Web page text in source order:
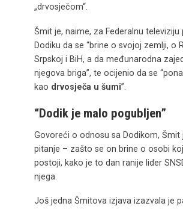
„drvosječom“.
Šmit je, naime, za Federalnu televiziju
Dodiku da se “brine o svojoj zemlji, o
Srpskoj i BiH, a da međunarodna
njegova briga”, te ocijenio da se
kao drvosječa u šumi”.
“Dodik je malo pogubljen”
Govoreći o odnosu sa Dodikom, Šmit
pitanje – zašto se on brine o osobi
postoji, kako je to dan ranije lider
njega.
Još jedna Šmitova izjava izazvala je